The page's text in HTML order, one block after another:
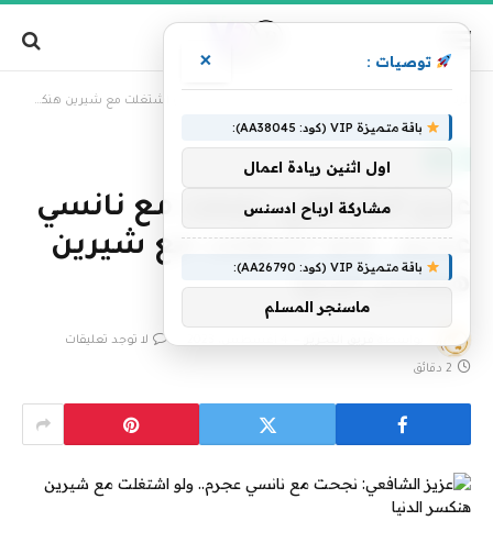
عزيز الشافعي: نجحت مع نانسي عجرم.. ولو اشتغلت مع شيرين هنكسر الدنيا
عزيز الشافعي: نجحت مع نانسي
عجرم.. ولو اشتغلت مع شيرين
هنكسر الدنيا
لا توجد تعليقات
2 دقائق
توصيات : ×
باقة متميزة VIP (كود: AA38045):
اول اثنين ريادة اعمال
مشاركة ارباح ادسنس
باقة متميزة VIP (كود: AA26790):
ماسنجر المسلم